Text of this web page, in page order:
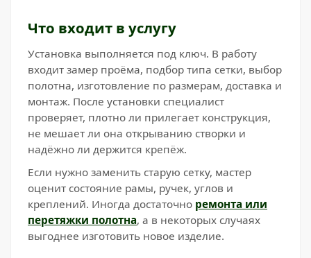
Что входит в услугу
Установка выполняется под ключ. В работу
входит замер проёма, подбор типа сетки, выбор
полотна, изготовление по размерам, доставка и
монтаж. После установки специалист
проверяет, плотно ли прилегает конструкция,
не мешает ли она открыванию створки и
надёжно ли держится крепёж.
Если нужно заменить старую сетку, мастер
оценит состояние рамы, ручек, углов и
креплений. Иногда достаточно ремонта или
перетяжки полотна, а в некоторых случаях
выгоднее изготовить новое изделие.